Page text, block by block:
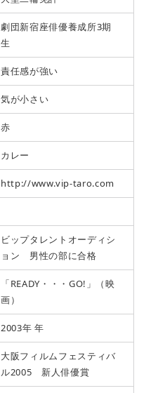
劇団新宿座俳優養成所3期
生
責任感が強い
気が小さい
赤
カレー
http://www.vip-taro.com
ビップタレントオーディシ
ョン 男性の部に合格
「READY・・・GO!」（映
画）
2003年 年
大阪フィルムフェスティバ
ル2005 新人俳優賞